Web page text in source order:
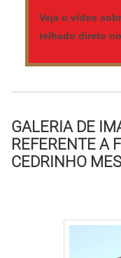
Veja o vídeo
telhado direto
GALERIA DE
REFERENTE A
CEDRINHO